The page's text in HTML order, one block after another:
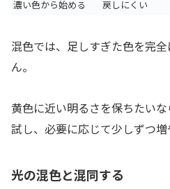
濃い色から始める
戻しにくい
混色では、足しすぎた色を完
ん。
黄色に近い明るさを保ちたい
試し、必要に応じて少しずつ増
光の混色と混同する